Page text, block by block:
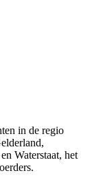
in de regio
Waterstaat, het